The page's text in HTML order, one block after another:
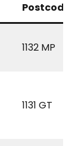
Postcode
1132 MP
1131 GT